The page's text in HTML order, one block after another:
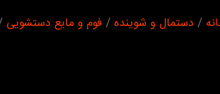
/ دستمال و شوینده/ فوم و مایع دستشویی